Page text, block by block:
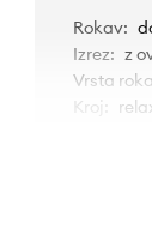
Rokav:
Izrez: z
Vrsta
Kroj